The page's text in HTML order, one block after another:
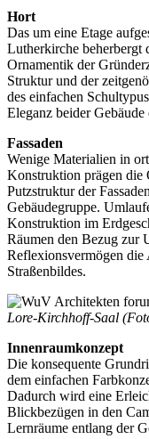
Hort
Das um eine Etage
Lutherkirche beherbergt
Ornamentik der
Struktur und der
des einfachen
Eleganz beider
Fassaden
Wenige Materialien in
Konstruktion prägen die
Putzstruktur der
Gebäudegruppe.
Konstruktion im
Räumen den Bezug zur
Reflexionsvermögen die
Straßenbildes.
Lore-Kirchhoff-Saal
Innenraumkonzept
Die konsequente
dem einfachen
Dadurch wird eine
Blickbezügen in den
Lernräume entlang der